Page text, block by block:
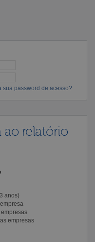
sua password de acesso?
ao relatório
anos)
empresas